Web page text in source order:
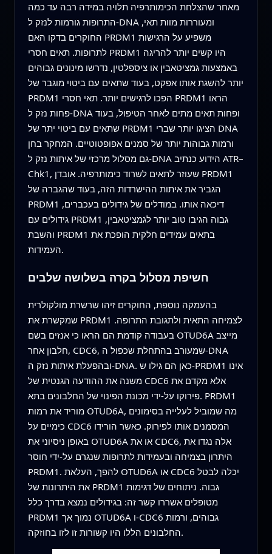
מאחר שהצלחת הכימותרפיה תלויה במידה רבה עד כמה
התרופות גורמות לנזק ל-DNA ומעוררות מוות תאי,
החוקרים בדקו האם PRDM1 משפיע על הרגישות
לתרופות. תאים חסרי PRDM1 היו קשים יותר להריגה
באמצעות גמציטאבין או ציספלטין, נדרשו מינונים גבוהים
יותר להשגת אותו אפקט, בעוד שתאים עם ביטוי מוגבר של
PRDM1 הפכו לרגישים יותר. תאי חסרי PRDM1 הראו
פחות נזק ל-DNA ופחות תאים מתים לאחר הטיפול, בעוד
שתאים עם ביטוי יתר של PRDM1 הציגו יותר שברי DNA
ורמות גבוהות יותר של סמנים אפופטוטיים. המחקר בחן
גם מסלול מרכזי של איתות נזק ל-DNA הידוע כנתיב ATR–
Chk1, שעוזר לתאים לשרוד כימותרפיה. אובדן PRDM1
הגביר את איתות ההישרדות הזה, בעוד שהגברה של
PRDM1 דיכאה אותו. במודלים של גידולים בעכברים,
גידולים עם PRDM1 גבוה הגיבו טוב יותר לגמציטאבין,
והשבת PRDM1 בתאים עמידים חלקית הופכת את
העמידות.
חשיפת מסלול בקרה בשלושה שלבים
בהעמקה נוספת, החוקרים זיהו שרשרת מולקולרית
שמקשרת את PRDM1 לצמיחה התאית ולתגובת התרופה.
בעבודה קודמת הם הראו כי אנזים בשם OTUD6A מייצב
חלבון אחר, CDC6, שמעורב בהתחלת שכפול ה-DNA
ובהפעלת איתות נזק ה-DNA. כאן הם גילו ש-PRDM1 אינו
משנה את ההודעה הגנטית של CDC6 אלא מקדם את
פירוקו על-ידי מכונת הפינוי של החלבונים בתא. PRDM1
מוריד את רמות OTUD6A, מה שמוביל לעלייה בסימונים
כימיים על CDC6 המסמנים אותו לפירוק. כאשר הורידו
באופן ניסיוני את OTUD6A או את CDC6, אלה נגדו את
היתרון בצמיחה ובעמידות לתרופות שנגרם על-ידי חוסר
PRDM1. להפך, העלאת OTUD6A או CDC6 יכלה לבטל
את היתרונות של PRDM1 גבוה. ניתוחים של דגימות
מטופלים אשררו קשר זה: בגידולים נמצא בדרך כלל
PRDM1 נמוך אך OTUD6A ו-CDC6 גבוהים, ורמות
החלבונים הללו היו קשורות זו לזו בחוזקה.